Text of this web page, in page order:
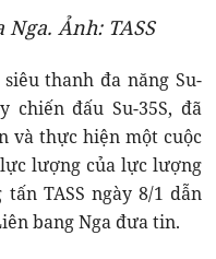
Ảnh: TASS
thanh đa năng Su-
chiến đấu Su-35S, đã
và thực hiện một cuộc
lượng của lực lượng
TASS ngày 8/1 dẫn
bang Nga đưa tin.